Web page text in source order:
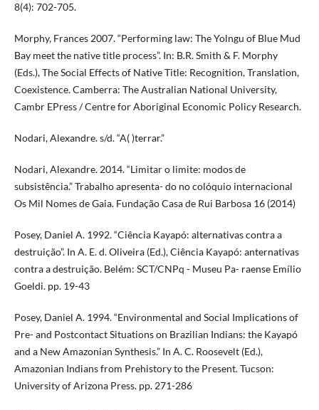
8(4): 702-705.
Morphy, Frances 2007. “Performing law: The Yolngu of Blue Mud
Bay meet the native title process”. In: B.R. Smith & F. Morphy
(Eds.), The Social Effects of Native Title: Recognition, Translation,
Coexistence. Camberra: The Australian National University,
Cambr EPress / Centre for Aboriginal Economic Policy Research.
Nodari, Alexandre. s/d. “A( )terrar.”
Nodari, Alexandre. 2014. “Limitar o limite: modos de
subsistência.” Trabalho apresenta- do no colóquio internacional
Os Mil Nomes de Gaia. Fundação Casa de Rui Barbosa 16 (2014)
Posey, Daniel A. 1992. “Ciência Kayapó: alternativas contra a
destruição”. In A. E. d. Oliveira (Ed.), Ciência Kayapó: anternativas
contra a destruição. Belém: SCT/CNPq - Museu Pa- raense Emílio
Goeldi. pp. 19-43
Posey, Daniel A. 1994. “Environmental and Social Implications of
Pre- and Postcontact Situations on Brazilian Indians: the Kayapó
and a New Amazonian Synthesis.” In A. C. Roosevelt (Ed.),
Amazonian Indians from Prehistory to the Present. Tucson:
University of Arizona Press. pp. 271-286